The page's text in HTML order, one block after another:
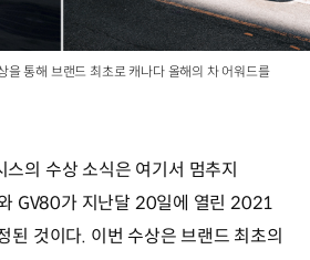
을 통해 브랜드 최초로 캐나다 올해의 차 어워드를
스의 수상 소식은 여기서 멈추지
GV80가 지난달 20일에 열린 2021
된 것이다. 이번 수상은 브랜드 최초의